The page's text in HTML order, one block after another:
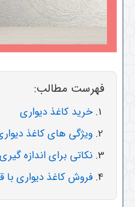
فهرست مطالب:
خرید کاغذ دیواری
ویژگی های کاغذ
نکاتی برای اندازه
فروش کاغذ دیواری با